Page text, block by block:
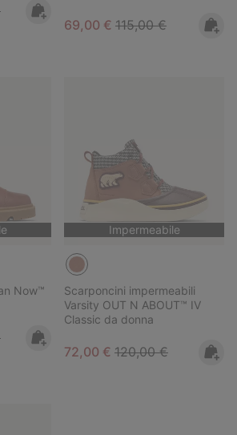
Sale price:
69,00 € Regular price:
115,00 €
Now™
Impermeabile
Scarponcini impermeabili
Varsity OUT N ABOUT™ IV
Classic da donna
Sale price:
72,00 € Regular price:
120,00 €